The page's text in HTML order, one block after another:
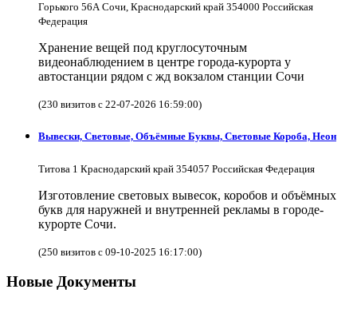
Горького 56А Сочи, Краснодарский край 354000 Российская
Федерация
Хранение вещей под круглосуточным
видеонаблюдением в центре города-курорта у
автостанции рядом с жд вокзалом станции Сочи
(230 визитов с 22-07-2026 16:59:00)
Вывески, Световые, Объёмные Буквы, Световые Короба, Неон
Титова 1 Краснодарский край 354057 Российская Федерация
Изготовление световых вывесок, коробов и объёмных
букв для наружней и внутренней рекламы в городе-
курорте Сочи.
(250 визитов с 09-10-2025 16:17:00)
Новые Документы